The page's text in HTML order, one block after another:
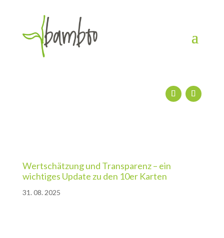
Wertschätzung und Transparenz – ein
wichtiges Update zu den 10er Karten
31. 08. 2025